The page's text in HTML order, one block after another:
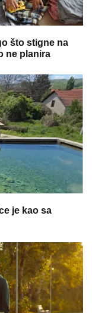
što stigne na
ne planira
je kao sa